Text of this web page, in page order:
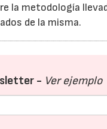
la metodología
de la misma.
- Ver ejemplo